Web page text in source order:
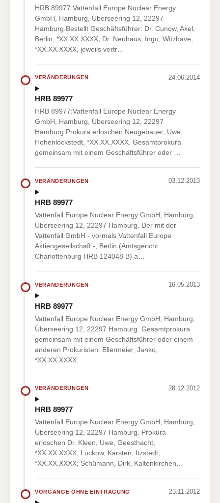
HRB 89977:Vattenfall Europe Nuclear Energy
GmbH, Hamburg, Überseering 12, 22297
Hamburg.Bestellt Geschäftsführer: Dr. Cunow, Axel,
Berlin, *XX.XX.XXXX; Dr. Neuhaus, Ingo, Witzhave,
*XX.XX.XXXX, jeweils vertr…
VERÄNDERUNGEN 24.06.2014
HRB 89977
HRB 89977:Vattenfall Europe Nuclear Energy
GmbH, Hamburg, Überseering 12, 22297
Hamburg.Prokura erloschen Neugebauer, Uwe,
Hohenlockstedt, *XX.XX.XXXX. Gesamtprokura
gemeinsam mit einem Geschäftsführer oder …
VERÄNDERUNGEN 03.12.2013
HRB 89977
Vattenfall Europe Nuclear Energy GmbH, Hamburg,
Überseering 12, 22297 Hamburg. Der mit der
Vattenfall GmbH - vormals Vattenfall Europe
Aktiengesellschaft -, Berlin (Amtsgericht
Charlottenburg HRB 124048 B) a…
VERÄNDERUNGEN 16.05.2013
HRB 89977
Vattenfall Europe Nuclear Energy GmbH, Hamburg,
Überseering 12, 22297 Hamburg. Gesamtprokura
gemeinsam mit einem Geschäftsführer oder einem
anderen Prokuristen: Ellermeier, Janko,
*XX.XX.XXXX.
VERÄNDERUNGEN 28.12.2012
HRB 89977
Vattenfall Europe Nuclear Energy GmbH, Hamburg,
Überseering 12, 22297 Hamburg. Prokura
erloschen Dr. Kleen, Uwe, Geesthacht,
*XX.XX.XXXX; Luckow, Karsten, Itzstedt,
*XX.XX.XXXX; Schümann, Dirk, Kaltenkirchen…
VORGÄNGE OHNE EINTRAGUNG 23.11.2012